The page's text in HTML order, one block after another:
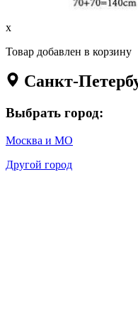
x
Товар добавлен в корзину
Санкт-
Выбрать город:
Москва и МО
Другой город